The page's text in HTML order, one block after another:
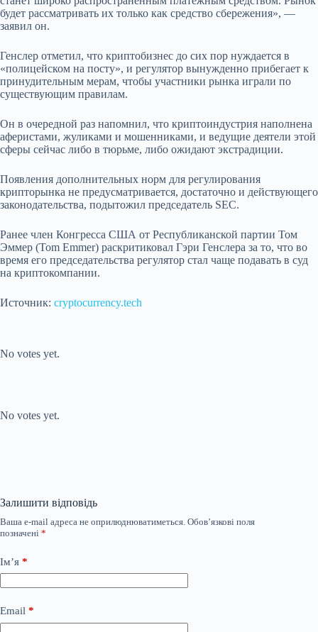
будет рассматривать их только как средство сбережения», —
заявил он.
Генслер отметил, что криптобизнес до сих пор нуждается в
«полицейском на посту», и регулятор вынужденно прибегает к
принудительным мерам, чтобы участники рынка играли по
существующим правилам.
Он в очередной раз напомнил, что криптоиндустрия наполнена
аферистами, жуликами и мошенниками, и ведущие деятели этой
сферы сейчас либо в тюрьме, либо ожидают экстрадиции.
Появления дополнительных норм для регулирования
крипторынка не предусматривается, достаточно и действующего
законодательства, подытожил председатель SEC.
Ранее член Конгресса США от Республиканской партии Том
Эммер (Tom Emmer) раскритиковал Гэри Генслера за то, что во
время его председательства регулятор стал чаще подавать в суд
на криптокомпании.
Источник: cryptocurrency.tech
No votes yet.
No votes yet.
Залишити відповідь
Ваша e-mail адреса не оприлюднюватиметься. Обов’язкові поля
позначені *
Ім’я *
Email *